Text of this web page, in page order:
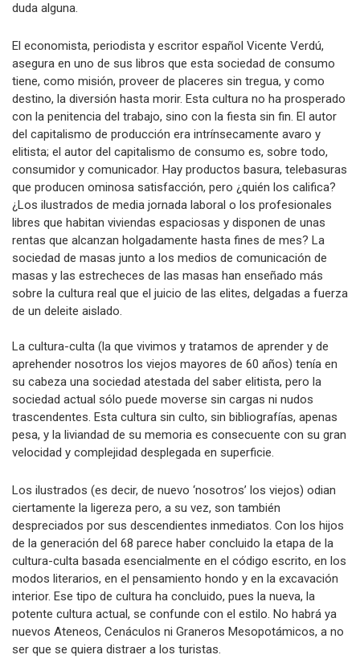
duda alguna.
El economista, periodista y escritor español Vicente Verdú,
asegura en uno de sus libros que esta sociedad de consumo
tiene, como misión, proveer de placeres sin tregua, y como
destino, la diversión hasta morir. Esta cultura no ha prosperado
con la penitencia del trabajo, sino con la fiesta sin fin. El autor
del capitalismo de producción era intrínsecamente avaro y
elitista; el autor del capitalismo de consumo es, sobre todo,
consumidor y comunicador. Hay productos basura, telebasuras
que producen ominosa satisfacción, pero ¿quién los califica?
¿Los ilustrados de media jornada laboral o los profesionales
libres que habitan viviendas espaciosas y disponen de unas
rentas que alcanzan holgadamente hasta fines de mes? La
sociedad de masas junto a los medios de comunicación de
masas y las estrecheces de las masas han enseñado más
sobre la cultura real que el juicio de las elites, delgadas a fuerza
de un deleite aislado.
La cultura-culta (la que vivimos y tratamos de aprender y de
aprehender nosotros los viejos mayores de 60 años) tenía en
su cabeza una sociedad atestada del saber elitista, pero la
sociedad actual sólo puede moverse sin cargas ni nudos
trascendentes. Esta cultura sin culto, sin bibliografías, apenas
pesa, y la liviandad de su memoria es consecuente con su gran
velocidad y complejidad desplegada en superficie.
Los ilustrados (es decir, de nuevo ‘nosotros’ los viejos) odian
ciertamente la ligereza pero, a su vez, son también
despreciados por sus descendientes inmediatos. Con los hijos
de la generación del 68 parece haber concluido la etapa de la
cultura-culta basada esencialmente en el código escrito, en los
modos literarios, en el pensamiento hondo y en la excavación
interior. Ese tipo de cultura ha concluido, pues la nueva, la
potente cultura actual, se confunde con el estilo. No habrá ya
nuevos Ateneos, Cenáculos ni Graneros Mesopotámicos, a no
ser que se quiera distraer a los turistas.